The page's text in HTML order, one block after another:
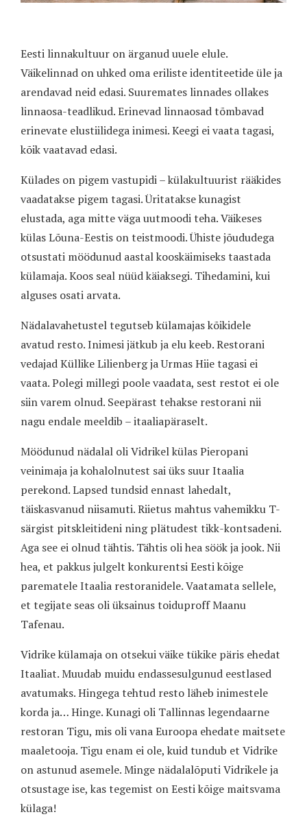
Eesti linnakultuur on ärganud uuele elule.
Väikelinnad on uhked oma eriliste identiteetide üle ja
arendavad neid edasi. Suuremates linnades ollakes
linnaosa-teadlikud. Erinevad linnaosad tõmbavad
erinevate elustiilidega inimesi. Keegi ei vaata tagasi,
kõik vaatavad edasi.
Külades on pigem vastupidi – külakultuurist rääkides
vaadatakse pigem tagasi. Üritatakse kunagist
elustada, aga mitte väga uutmoodi teha. Väikeses
külas Lõuna-Eestis on teistmoodi. Ühiste jõududega
otsustati möödunud aastal kooskäimiseks taastada
külamaja. Koos seal nüüd käiaksegi. Tihedamini, kui
alguses osati arvata.
Nädalavahetustel tegutseb külamajas kõikidele
avatud resto. Inimesi jätkub ja elu keeb. Restorani
vedajad Küllike Lilienberg ja Urmas Hiie tagasi ei
vaata. Polegi millegi poole vaadata, sest restot ei ole
siin varem olnud. Seepärast tehakse restorani nii
nagu endale meeldib – itaaliapäraselt.
Möödunud nädalal oli Vidrikel külas Pieropani
veinimaja ja kohalolnutest sai üks suur Itaalia
perekond. Lapsed tundsid ennast lahedalt,
täiskasvanud niisamuti. Riietus mahtus vahemikku T-
särgist pitskleitideni ning plätudest tikk-kontsadeni.
Aga see ei olnud tähtis. Tähtis oli hea söök ja jook. Nii
hea, et pakkus julgelt konkurentsi Eesti kõige
parematele Itaalia restoranidele. Vaatamata sellele,
et tegijate seas oli üksainus toiduproff Maanu
Tafenau.
Vidrike külamaja on otsekui väike tükike päris ehedat
Itaaliat. Muudab muidu endassesulgunud eestlased
avatumaks. Hingega tehtud resto läheb inimestele
korda ja… Hinge. Kunagi oli Tallinnas legendaarne
restoran Tigu, mis oli vana Euroopa ehedate maitsete
maaletooja. Tigu enam ei ole, kuid tundub et Vidrike
on astunud asemele. Minge nädalalõputi Vidrikele ja
otsustage ise, kas tegemist on Eesti kõige maitsvama
külaga!